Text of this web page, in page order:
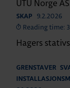
UTU Norge
SKAP
9.2.2026
Reading time:
Hagers
GRENSTAVER